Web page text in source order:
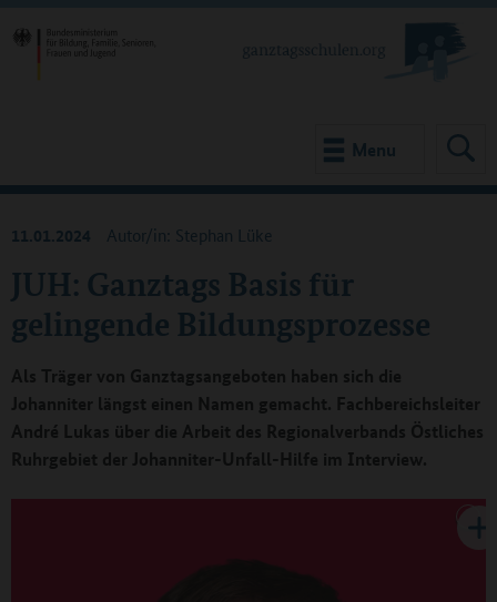
Menu
JUH: Ganztags Basis für
gelingende Bildungsprozesse
11.01.2024 Autor/in: Stephan Lüke
Als Träger von Ganztagsangeboten haben sich die
Johanniter längst einen Namen gemacht. Fachbereichsleiter
André Lukas über die Arbeit des Regionalverbands Östliches
Ruhrgebiet der Johanniter-Unfall-Hilfe im Interview.